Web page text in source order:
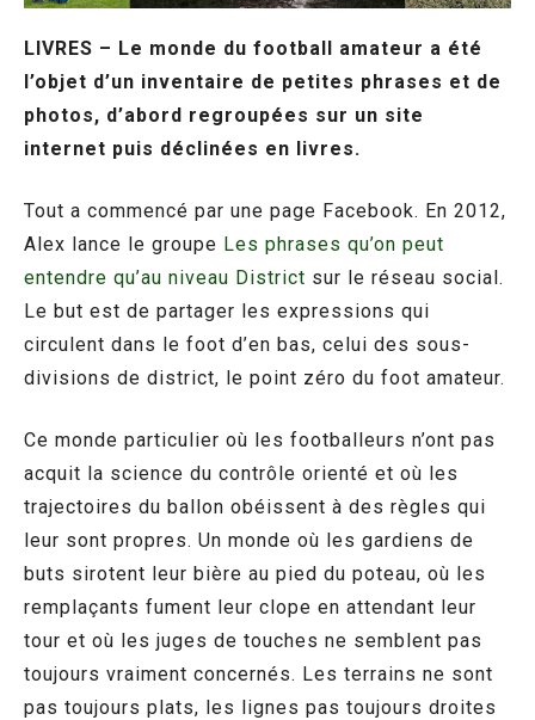
LIVRES – Le monde du football amateur a été
l’objet d’un inventaire de petites phrases et de
photos, d’abord regroupées sur un site
internet puis déclinées en livres.
Tout a commencé par une page Facebook. En 2012,
Alex lance le groupe Les phrases qu’on peut
entendre qu’au niveau District sur le réseau social.
Le but est de partager les expressions qui
circulent dans le foot d’en bas, celui des sous-
divisions de district, le point zéro du foot amateur.
Ce monde particulier où les footballeurs n’ont pas
acquit la science du contrôle orienté et où les
trajectoires du ballon obéissent à des règles qui
leur sont propres. Un monde où les gardiens de
buts sirotent leur bière au pied du poteau, où les
remplaçants fument leur clope en attendant leur
tour et où les juges de touches ne semblent pas
toujours vraiment concernés. Les terrains ne sont
pas toujours plats, les lignes pas toujours droites